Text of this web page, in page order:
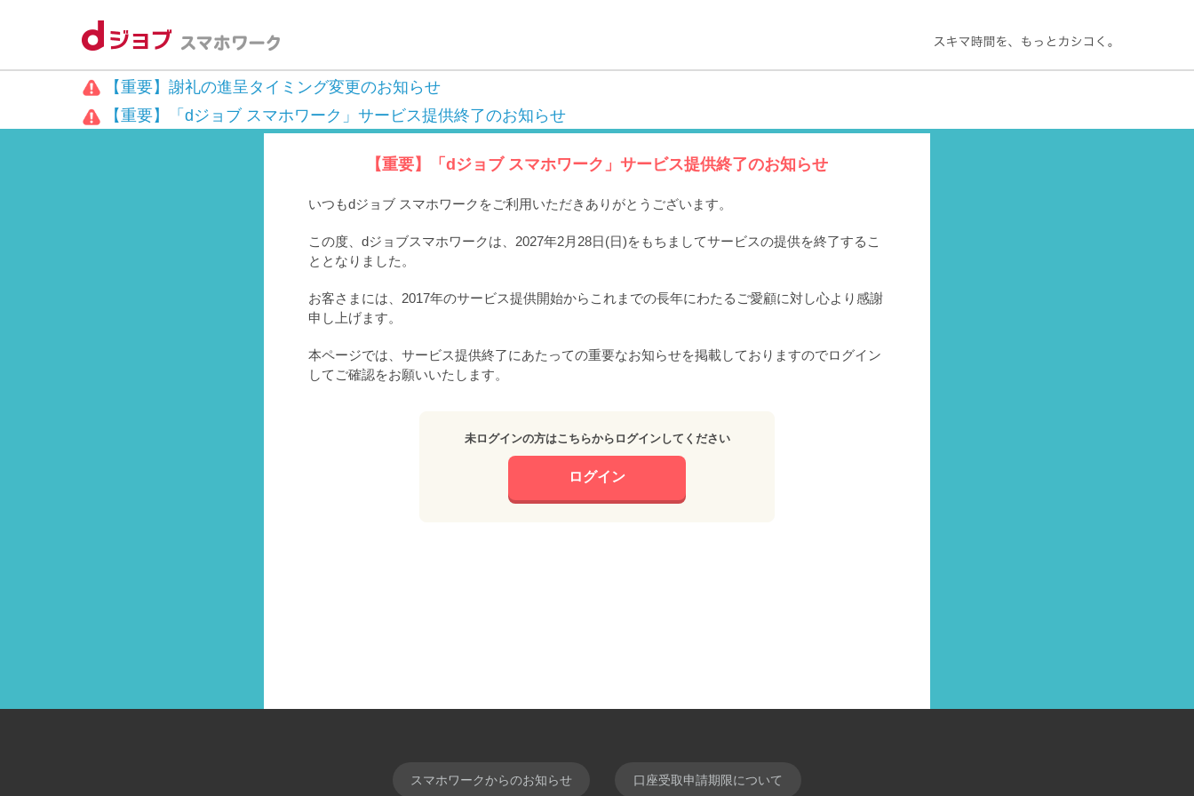
【重要】謝礼の進呈タイミング変更のお知らせ
【重要】「dジョブ スマホワーク」サービス提供終了のお知らせ
【重要】「dジョブ スマホワーク」サービス提供終了のお知らせ
いつもdジョブ スマホワークをご利用いただきありがとうございます。
この度、dジョブスマホワークは、2027年2月28日(日)をもちましてサービスの提供を終了するこ
ととなりました。
お客さまには、2017年のサービス提供開始からこれまでの長年にわたるご愛顧に対し心より感謝
申し上げます。
本ページでは、サービス提供終了にあたっての重要なお知らせを掲載しておりますのでログイン
してご確認をお願いいたします。
未ログインの方はこちらからログインしてください
ログイン
スマホワークからのお知らせ 口座受取申請期限について